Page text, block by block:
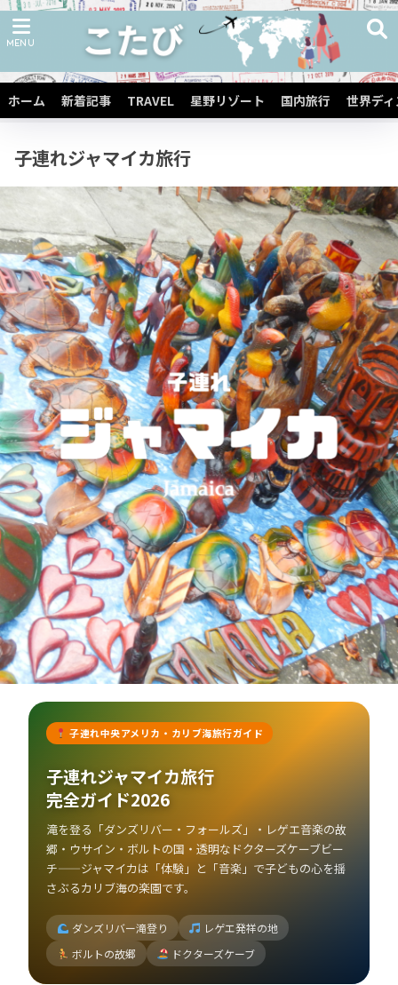
ホーム 新着記事 TRAVEL 星野リゾート 国内旅行 世界デ
ホーム 子連れ海外旅行 子連れ中南米旅行
子連れ中央アメリカ・カリブ海諸国
旅行
子連れジャマイカ旅行
子連れ中央アメリカ・カリブ海旅行ガイド
子連れジャマイカ旅行
完全ガイド2026
滝を登る「ダンズリバー・フォールズ」・レゲエ音楽の故
郷・ウサイン・ボルトの国・透明なドクターズケーブビー
チ——ジャマイカは「体験」と「音楽」で子どもの心を揺
さぶるカリブ海の楽園です。
ダンズリバー滝登り
レゲエ発祥の地
ボルトの故郷
ドクターズケーブ